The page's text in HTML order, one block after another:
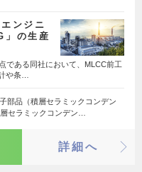
ンジニ
」の生産
である同社において、MLCC前工
や条…
部品（積層セラミックコンデン
セラミックコンデン…
詳細へ